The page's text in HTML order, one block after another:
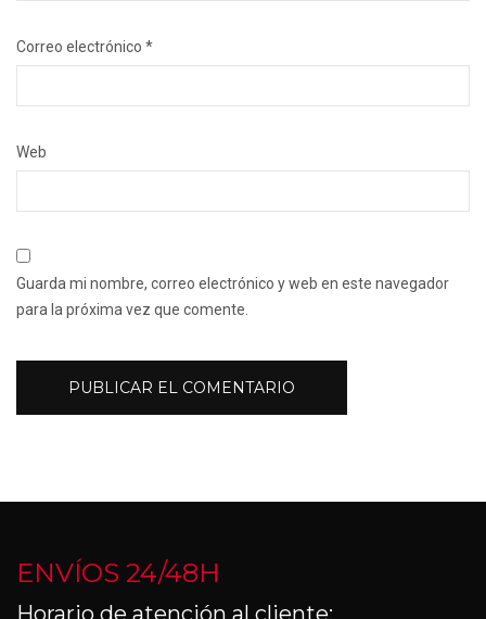
Correo electrónico *
Web
Guarda mi nombre, correo electrónico y web en este navegador
para la próxima vez que comente.
ENVÍOS 24/48H